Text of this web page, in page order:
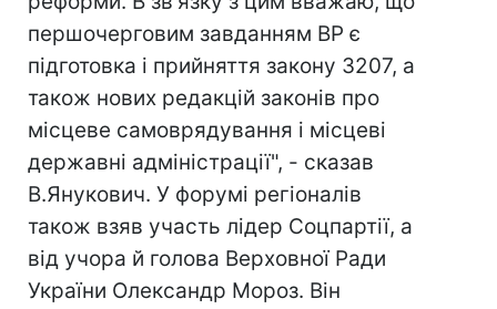
першочерговим завданням ВР є
підготовка і прийняття закону 3207, а
також нових редакцій законів про
місцеве самоврядування і місцеві
державні адміністрації", - сказав
В.Янукович. У форумі регіоналів
також взяв участь лідер Соцпартії, а
від учора й голова Верховної Ради
України Олександр Мороз. Він